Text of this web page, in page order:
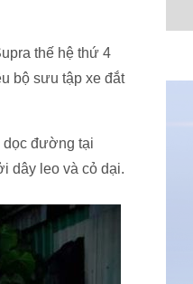
thế hệ thứ 4
bộ sưu tập xe đắt
dọc đường tại
dây leo và cỏ dại.